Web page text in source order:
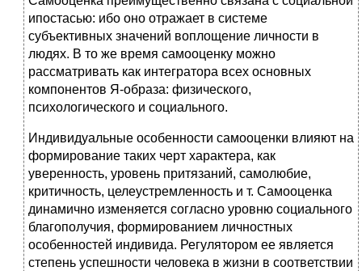
ипостасью: ибо оно отражает в системе
субъективных значений воплощение личности в
людях. В то же время самооценку можно
рассматривать как интегратора всех основных
компонентов Я-образа: физического,
психологического и социального.
Индивидуальные особенности самооценки влияют на
формирование таких черт характера, как
уверенность, уровень притязаний, самолюбие,
критичность, целеустремленность и т. Самооценка
динамично изменяется согласно уровню социального
благополучия, формированием личностных
особенностей индивида. Регулятором ее является
степень успешности человека в жизни в соответствии